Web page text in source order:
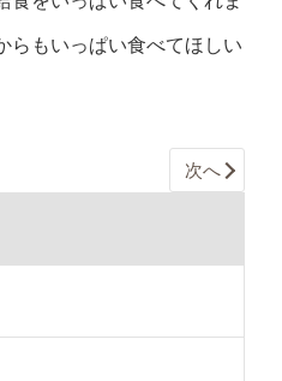
らもいっぱい食べてほしい
次へ